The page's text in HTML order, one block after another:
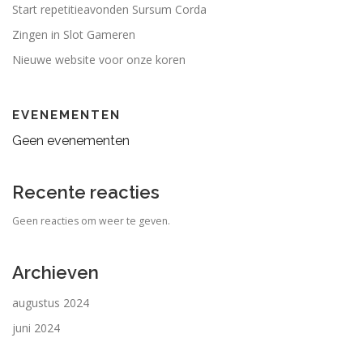
Start repetitieavonden Sursum Corda
Zingen in Slot Gameren
Nieuwe website voor onze koren
EVENEMENTEN
Geen evenementen
Recente reacties
Geen reacties om weer te geven.
Archieven
augustus 2024
juni 2024